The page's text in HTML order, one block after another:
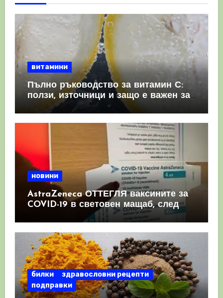
витамини
Пълно ръководство за витамин С:
ползи, източници и защо е важен за
имунната система
новини
AstraZeneca ОТТЕГЛЯ ваксините за
COVID-19 в световен мащаб, след
като призна, че те причиняват
билки
здравословни рецепти
подправки